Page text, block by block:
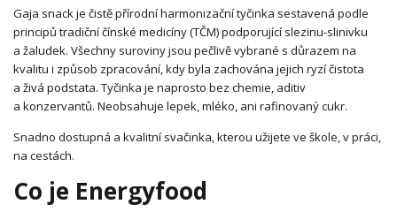
Gaja snack je čistě přírodní harmonizační tyčinka sestavená podle
principů tradiční čínské medicíny (TČM) podporující slezinu-slinivku
a žaludek. Všechny suroviny jsou pečlivě vybrané s důrazem na
kvalitu i způsob zpracování, kdy byla zachována jejich ryzí čistota
a živá podstata. Tyčinka je naprosto bez chemie, aditiv
a konzervantů. Neobsahuje lepek, mléko, ani rafinovaný cukr.
Snadno dostupná a kvalitní svačinka, kterou užijete ve škole, v práci,
na cestách.
Co je Energyfood